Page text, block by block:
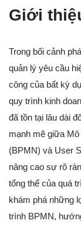
Giới
Trong bối cảnh
quản lý yêu cầu
công của bất kỳ
quy trình kinh
đã tồn tại lâu dài
mạnh mẽ giữa
(BPMN) và User
nâng cao sự rõ
tổng thể của quá
khám phá những
trình BPMN,